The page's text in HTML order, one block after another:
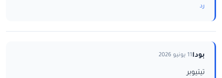
رد
بودا11 يونيو 2026
تيتيوبر